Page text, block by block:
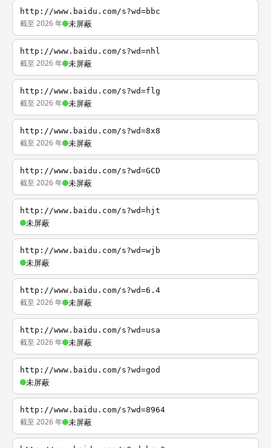
http://www.baidu.com/s?wd=bbc
截至 2026 年 未屏蔽
http://www.baidu.com/s?wd=nhl
截至 2026 年 未屏蔽
http://www.baidu.com/s?wd=flg
截至 2026 年 未屏蔽
http://www.baidu.com/s?wd=8x8
截至 2026 年 未屏蔽
http://www.baidu.com/s?wd=GCD
截至 2026 年 未屏蔽
http://www.baidu.com/s?wd=hjt
未屏蔽
http://www.baidu.com/s?wd=wjb
未屏蔽
http://www.baidu.com/s?wd=6.4
截至 2026 年 未屏蔽
http://www.baidu.com/s?wd=usa
截至 2026 年 未屏蔽
http://www.baidu.com/s?wd=god
未屏蔽
http://www.baidu.com/s?wd=8964
截至 2026 年 未屏蔽